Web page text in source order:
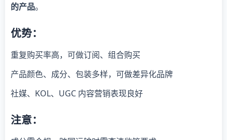
的产品。
优势：
重复购买率高，可做订阅、组合购买
产品颜色、成分、包装多样，可做差异化品牌
社媒、KOL、UGC 内容营销表现良好
注意：